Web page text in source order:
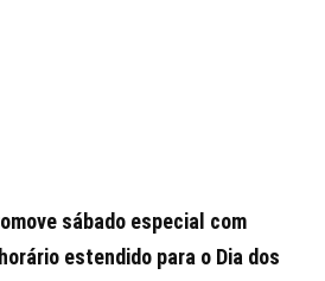
sábado especial com
estendido para o Dia dos